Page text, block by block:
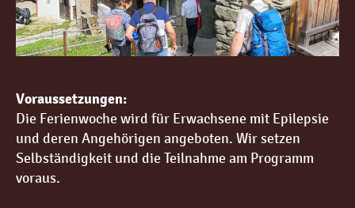
Voraussetzungen:
Die Ferienwoche wird für Erwachsene mit Epilepsie
und deren Angehörigen angeboten. Wir setzen
Selbständigkeit und die Teilnahme am Programm
voraus.